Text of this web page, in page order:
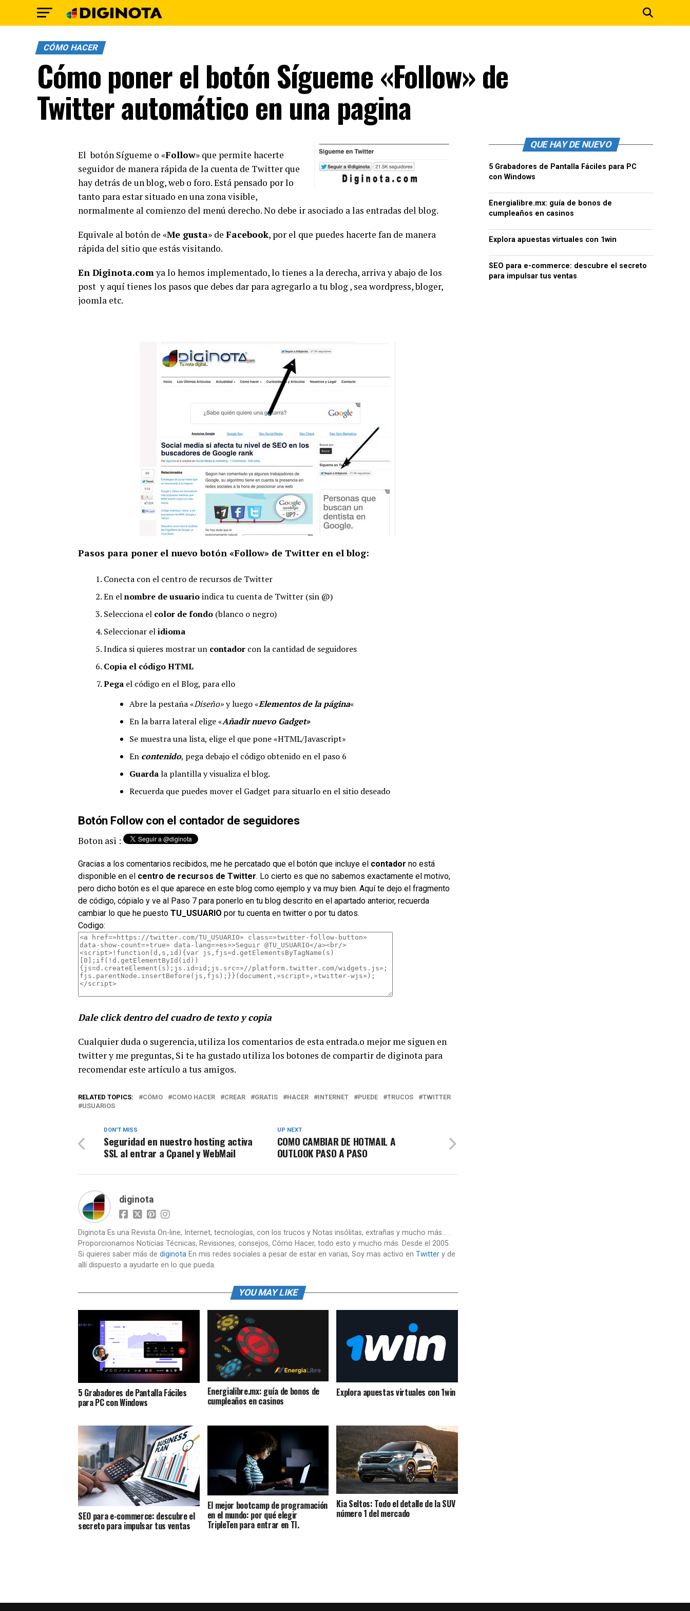
CÓMO HACER
Cómo poner el botón Sígueme «Follow» de
Twitter automático en una pagina
El botón Sígueme o «Follow» que permite hacerte
seguidor de manera rápida de la cuenta de Twitter que
hay detrás de un blog, web o foro. Está pensado por lo
tanto para estar situado en una zona visible,
normalmente al comienzo del menú derecho. No debe ir asociado a las entradas del blog.
Equivale al botón de «Me gusta» de Facebook, por el que puedes hacerte fan de manera
rápida del sitio que estás visitando.
En Diginota.comya lo hemos implementado, lo tienes a la derecha, arriva y abajo de los
post y aquí tienes los pasos que debes dar para agregarlo a tu blog , sea wordpress, bloger,
joomla etc.
Pasos para poner el nuevo botón «Follow» de Twitter en el blog:
Conecta con el centro de recursos de Twitter
En elnombre de usuarioindica tu cuenta de Twitter (sin @)
Selecciona el color de fondo (blanco o negro)
Seleccionar elidioma
Indica si quieres mostrar un contador con la cantidad de seguidores
Copia el código HTML
Pega el código en el Blog, para ello
Abre la pestaña «Diseño»y luego «Elementos de la página«
En la barra lateral elige «Añadir nuevo Gadget»
Se muestra una lista, elige el que pone «HTML/Javascript»
En contenido, pega debajo el código obtenido en el paso 6
Guardala plantilla y visualiza el blog.
Recuerda que puedes mover el Gadget para situarlo en el sitio deseado
Botón Follow con el contador de seguidores
Boton asi :
Gracias a los comentarios recibidos, me he percatado que el botón que incluye el contador no está
disponible en el centro de recursos de Twitter. Lo cierto es que no sabemos exactamente el motivo,
pero dicho botón es el que aparece en este blog como ejemplo y va muy bien. Aquí te dejo el fragmento
de código, cópialo y ve al Paso 7 para ponerlo en tu blog descrito en el apartado anterior, recuerda
cambiar lo que he puesto TU_USUARIO por tu cuenta en twitter o por tu datos.
Codigo:
Dale click dentro del cuadro de texto y copia
Cualquier duda o sugerencia, utiliza los comentarios de esta entrada.o mejor me siguen en
twitter y me preguntas, Si te ha gustado utiliza los botones de compartir de diginota para
recomendar este artículo a tus amigos.
RELATED TOPICS: CÓMO COMO HACER CREAR GRATIS HACER INTERNET PUEDE TRUCOS
TWITTER
USUARIOS
UP NEXT
COMO CAMBIAR DE HOTMAIL A
OUTLOOK PASO A PASO
DON'T MISS
Seguridad en nuestro hosting activa
SSL al entrar a Cpanel y WebMail
diginota
Diginota Es una Revista On-line, Internet, tecnologías, con los trucos y Notas insólitas, extrañas y mucho más... .
Proporcionamos Noticias Técnicas, Revisiones, consejos, Cómo Hacer, todo esto y mucho más. Desde el 2005.
Si quieres saber más de diginota En mis redes sociales a pesar de estar en varias, Soy mas activo en Twitter y de
allí dispuesto a ayudarte en lo que pueda.
YOU MAY LIKE
5 Grabadores de Pantalla Fáciles
para PC con Windows
Energialibre.mx: guía de bonos de
cumpleaños en casinos
Explora apuestas virtuales con 1win
SEO para e-commerce: descubre el
secreto para impulsar tus ventas
El mejor bootcamp de programación
en el mundo: por qué elegir
TripleTen para entrar en TI.
Kia Seltos: Todo el detalle de la SUV
número 1 del mercado
QUE HAY DE NUEVO
5 Grabadores de Pantalla Fáciles para PC
con Windows
Energialibre.mx: guía de bonos de
cumpleaños en casinos
Explora apuestas virtuales con 1win
SEO para e-commerce: descubre el secreto
para impulsar tus ventas